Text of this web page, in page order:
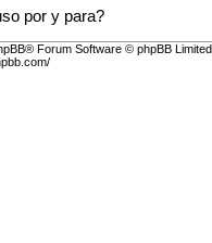
por y para?
Forum Software © phpBB Limited